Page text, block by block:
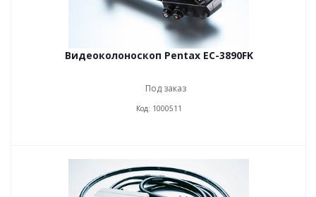
Видеоколоноскоп Pentax EC-3890FK
Под заказ
Код: 1000511